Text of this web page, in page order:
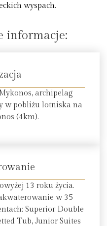
wyspach.
informacje:
archipelag
w pobliżu lotniska na
(4km).
13 roku życia.
w 35
Superior Double
Tub, Junior Suites